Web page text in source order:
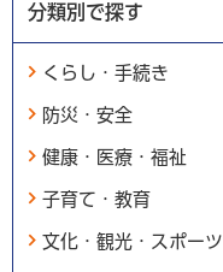
分類別で探す
くらし・手続き
防災・安全
健康・医療・福祉
子育て・教育
文化・観光・スポーツ